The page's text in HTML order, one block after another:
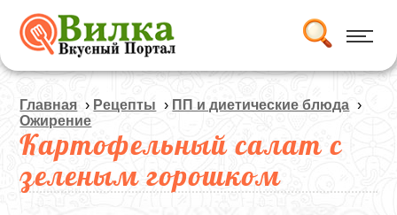
Главная › Рецепты › ПП и диетические блюда ›
Ожирение
Картофельный салат с
зеленым горошком